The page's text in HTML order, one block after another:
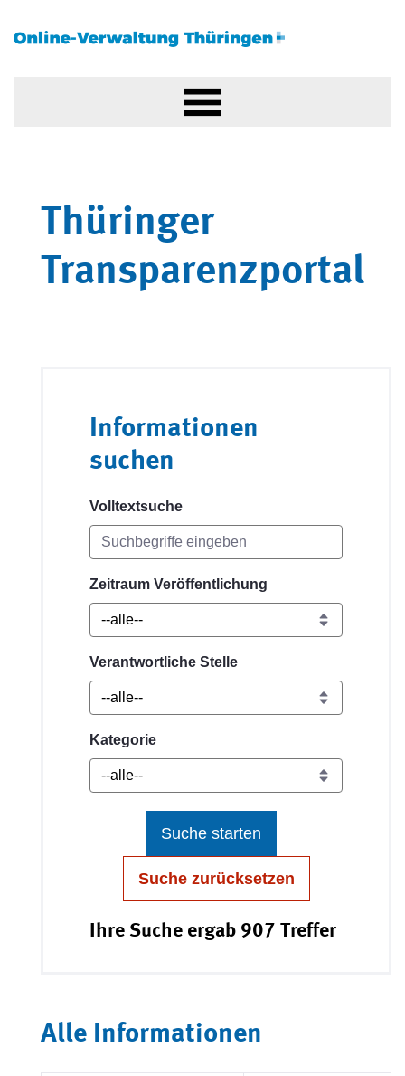
Thüringer
Transparenzportal
Informationen
suchen
Volltextsuche
Zeitraum Veröffentlichung
Verantwortliche Stelle
Kategorie
Suche starten
Suche zurücksetzen
Ihre Suche ergab 907 Treffer
Alle Informationen